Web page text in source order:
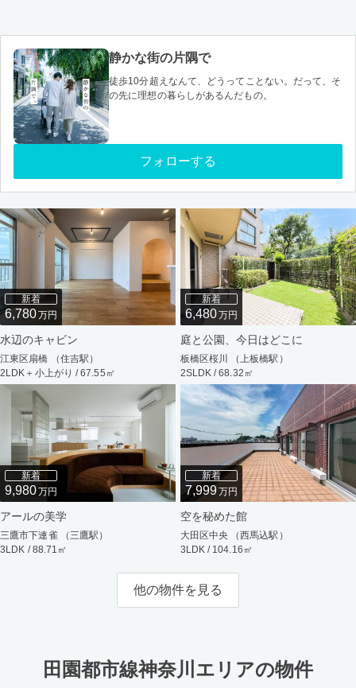
静かな街の片隅で
徒歩10分超えなんて、どうってことない。だって、そ
の先に理想の暮らしがあるんだもの。
フォローする
新着
6,780万円
水辺のキャビン
江東区扇橋 （住吉駅）
2LDK＋小上がり / 67.55㎡
新着
6,480万円
庭と公園、今日はどこに
板橋区桜川 （上板橋駅）
2SLDK / 68.32㎡
新着
9,980万円
アールの美学
三鷹市下連雀 （三鷹駅）
3LDK / 88.71㎡
新着
7,999万円
空を秘めた館
大田区中央 （西馬込駅）
3LDK / 104.16㎡
他の物件を見る
田園都市線神奈川エリアの物件